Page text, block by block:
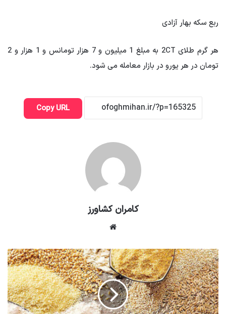
ربع سکه بهار آزادی
هر گرم طلای 2CT به مبلغ 1 میلیون و 7 هزار تومانس و 1 هزار و 2
تومان در هر یورو در بازار معامله می شود.
Copy URL
کامران کشاورز